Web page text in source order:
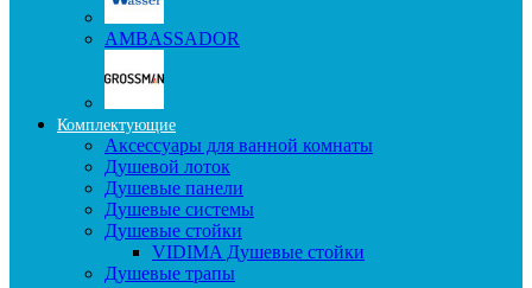
AMBASSADOR
Комплектующие
Аксессуары для ванной комнаты
Душевой лоток
Душевые панели
Душевые системы
Душевые стойки
VIDIMA Душевые стойки
Душевые трапы